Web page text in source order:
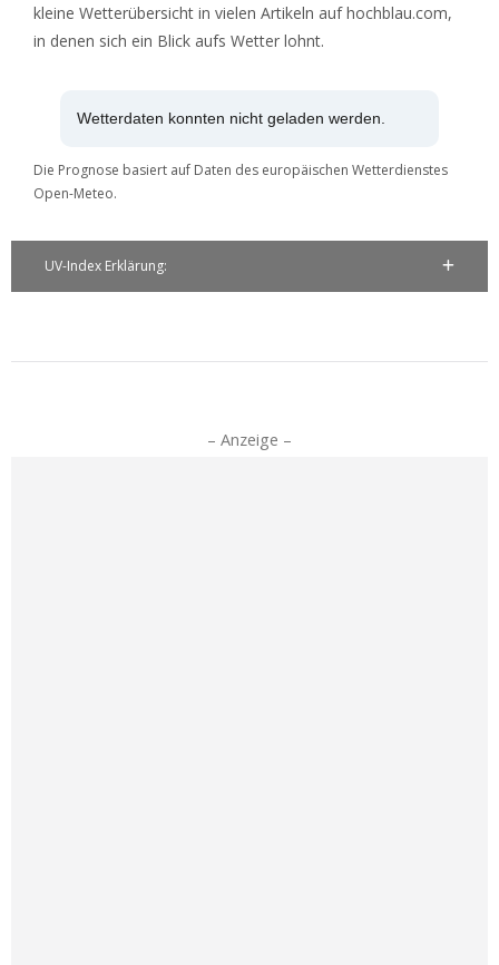
kleine Wetterübersicht in vielen Artikeln auf hochblau.com,
in denen sich ein Blick aufs Wetter lohnt.
Wetterdaten konnten nicht geladen werden.
Die Prognose basiert auf Daten des europäischen Wetterdienstes
Open-Meteo.
UV-Index Erklärung:
– Anzeige –